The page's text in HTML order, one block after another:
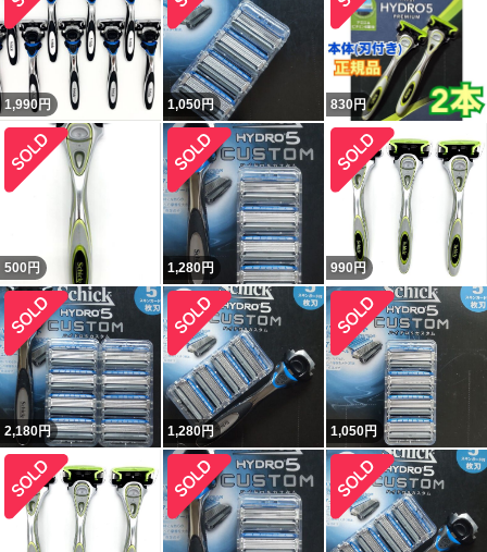
1,990円 1,050円 830円
500 円 1,280円 990 円
2,180円 1,280円 1,050円